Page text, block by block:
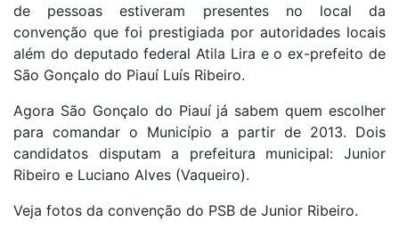
de pessoas estiveram presentes no local da
convenção que foi prestigiada por autoridades locais
além do deputado federal Atila Lira e o ex-prefeito de
São Gonçalo do Piauí Luís Ribeiro.
Agora São Gonçalo do Piauí já sabem quem escolher
para comandar o Município a partir de 2013. Dois
candidatos disputam a prefeitura municipal: Junior
Ribeiro e Luciano Alves (Vaqueiro).
Veja fotos da convenção do PSB de Junior Ribeiro.